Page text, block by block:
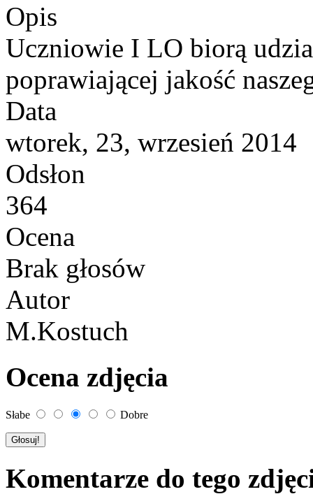
Opis
Uczniowie I LO biorą
poprawiającej jakość
Data
wtorek, 23, wrzesień 2014
Odsłon
364
Ocena
Brak głosów
Autor
M.Kostuch
Ocena zdjęcia
Słabe Dobre
Komentarze do tego